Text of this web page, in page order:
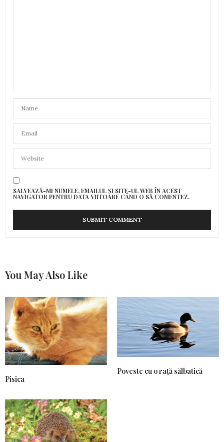
SALVEAZĂ-MI NUMELE, EMAILUL ȘI SITE-UL WEB ÎN ACEST
NAVIGATOR PENTRU DATA VIITOARE CÂND O SĂ COMENTEZ.
You May Also Like
Pisica
Poveste cu o rață sălbatică